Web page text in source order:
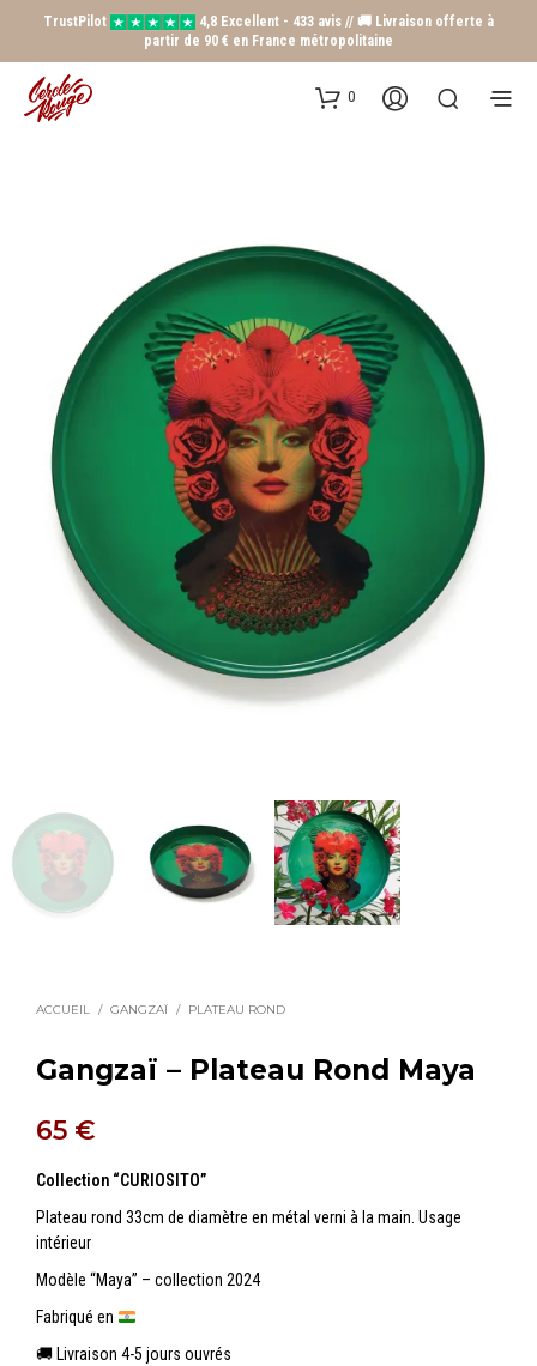
TrustPilot
4,8 Excellent - 433 avis // 🚚 Livraison offerte à
partir de 90 € en France métropolitaine
0
ACCUEIL / GANGZAÏ / PLATEAU ROND
Gangzaï – Plateau Rond Maya
65 €
Collection “CURIOSITO”
Plateau rond 33cm de diamètre en métal verni à la main. Usage
intérieur
Modèle “Maya” – collection 2024
Fabriqué en
🚚 Livraison 4-5 jours ouvrés